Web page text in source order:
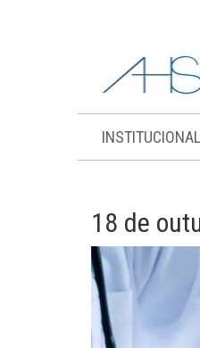
INSTITUCIONAL
18 de